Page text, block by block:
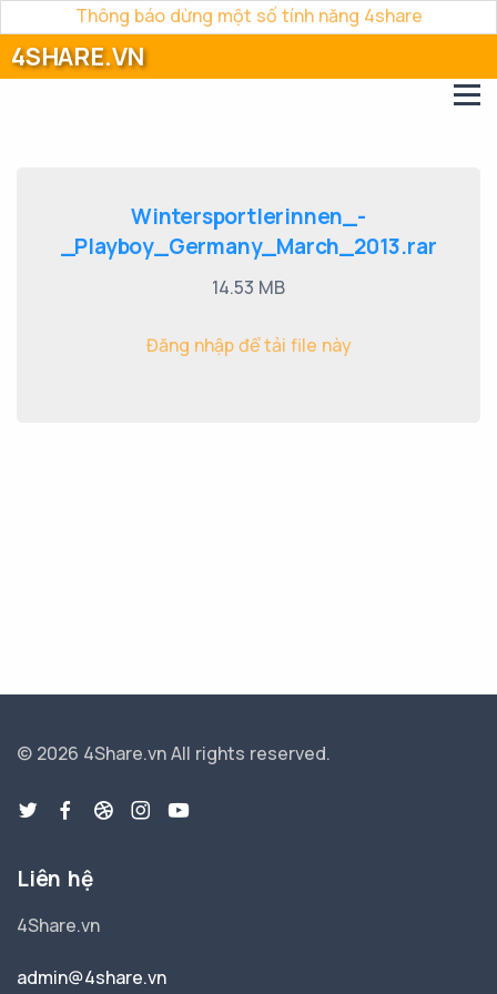
Thông báo dừng một số tính năng 4share
4SHARE.VN
Wintersportlerinnen_-
_Playboy_Germany_March_2013.rar
14.53 MB
Đăng nhập để tải file này
© 2026 4Share.vnAll rights reserved.
Liên hệ
4Share.vn
admin@4share.vn